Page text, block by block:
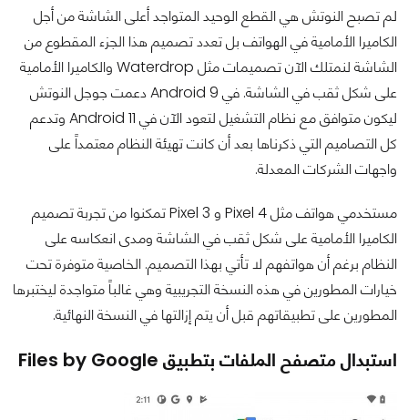
لم تصبح النوتش هي القطع الوحيد المتواجد أعلى الشاشة من أجل
الكاميرا الأمامية في الهواتف بل تعدد تصميم هذا الجزء المقطوع من
الشاشة لنمتلك الآن تصميمات مثل Waterdrop والكاميرا الأمامية
على شكل ثقب في الشاشة. في Android 9 دعمت جوجل النوتش
ليكون متوافق مع نظام التشغيل لتعود الآن في Android 11 وتدعم
كل التصاميم التي ذكرناها بعد أن كانت تهيئة النظام معتمداً على
واجهات الشركات المعدلة.
مستخدمي هواتف مثل Pixel 4 و Pixel 3 تمكنوا من تجربة تصميم
الكاميرا الأمامية على شكل ثقب في الشاشة ومدى انعكاسه على
النظام برغم أن هواتفهم لا تأتي بهذا التصميم. الخاصية متوفرة تحت
خيارات المطورين في هذه النسخة التجريبية وهي غالباً متواجدة ليختبرها
المطورين على تطبيقاتهم قبل أن يتم إزالتها في النسخة النهائية.
استبدال متصفح الملفات بتطبيق Files by Google